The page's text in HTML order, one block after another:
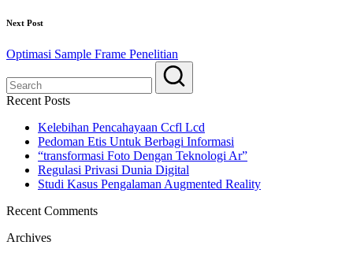
Next Post
Optimasi Sample Frame Penelitian
Recent Posts
Kelebihan Pencahayaan Ccfl Lcd
Pedoman Etis Untuk Berbagi Informasi
“transformasi Foto Dengan Teknologi Ar”
Regulasi Privasi Dunia Digital
Studi Kasus Pengalaman Augmented Reality
Recent Comments
Archives